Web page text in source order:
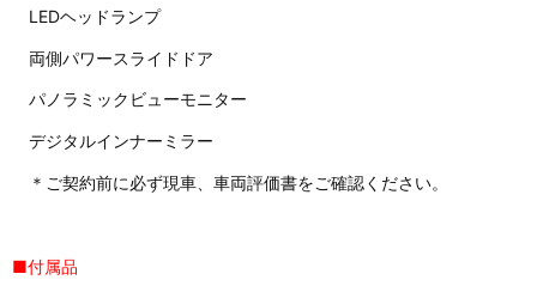
LEDヘッドランプ
両側パワースライドドア
パノラミックビューモニター
デジタルインナーミラー
＊ご契約前に必ず現車、車両評価書をご確認ください。
■付属品